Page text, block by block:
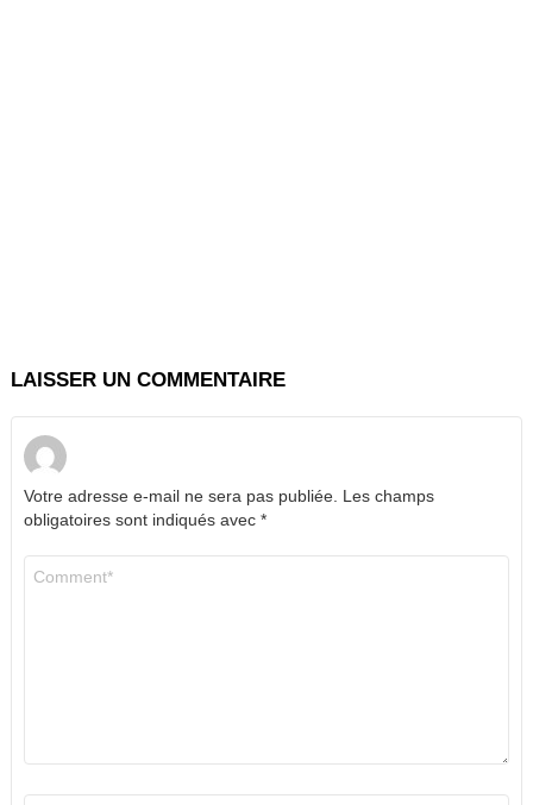
LAISSER UN COMMENTAIRE
Votre adresse e-mail ne sera pas publiée. Les champs
obligatoires sont indiqués avec *